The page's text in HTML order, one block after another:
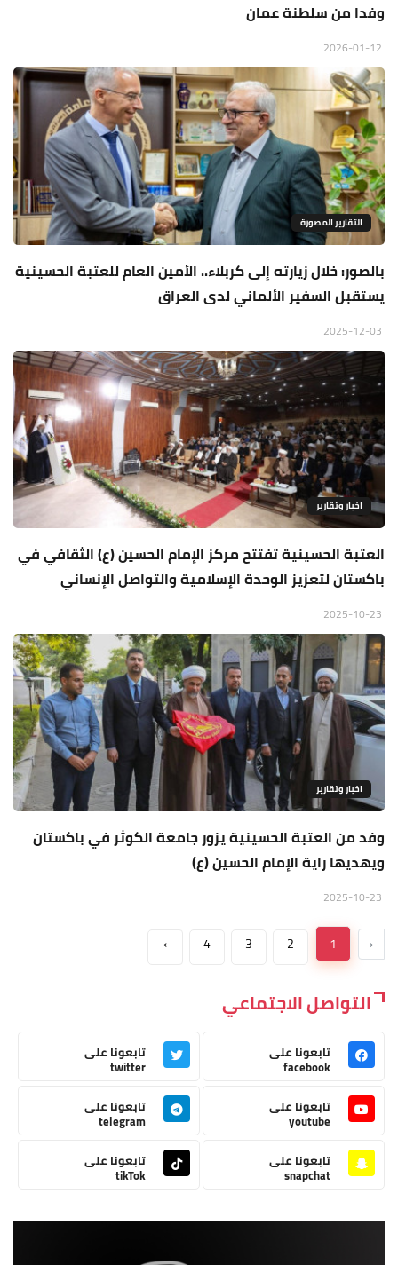
وفدا من سلطنة عمان
التقارير المصورة
بالصور: خلال زيارته إلى كربلاء.. الأمين العام للعتبة الحسينية
يستقبل السفير الألماني لدى العراق
اخبار وتقارير
العتبة الحسينية تفتتح مركز الإمام الحسين (ع) الثقافي في
باكستان لتعزيز الوحدة الإسلامية والتواصل الإنساني
اخبار وتقارير
وفد من العتبة الحسينية يزور جامعة الكوثر في باكستان
ويهديها راية الإمام الحسين (ع)
‹
1
2
3
4
›
التواصل الاجتماعي
تابعونا على
facebook
تابعونا على
twitter
تابعونا على
youtube
تابعونا على
telegram
تابعونا على
snapchat
تابعونا على
tikTok